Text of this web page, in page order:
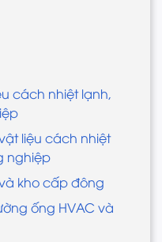
cách nhiệt lạnh,
liệu cách nhiệt
nghiệp
kho cấp đông
ống HVAC và